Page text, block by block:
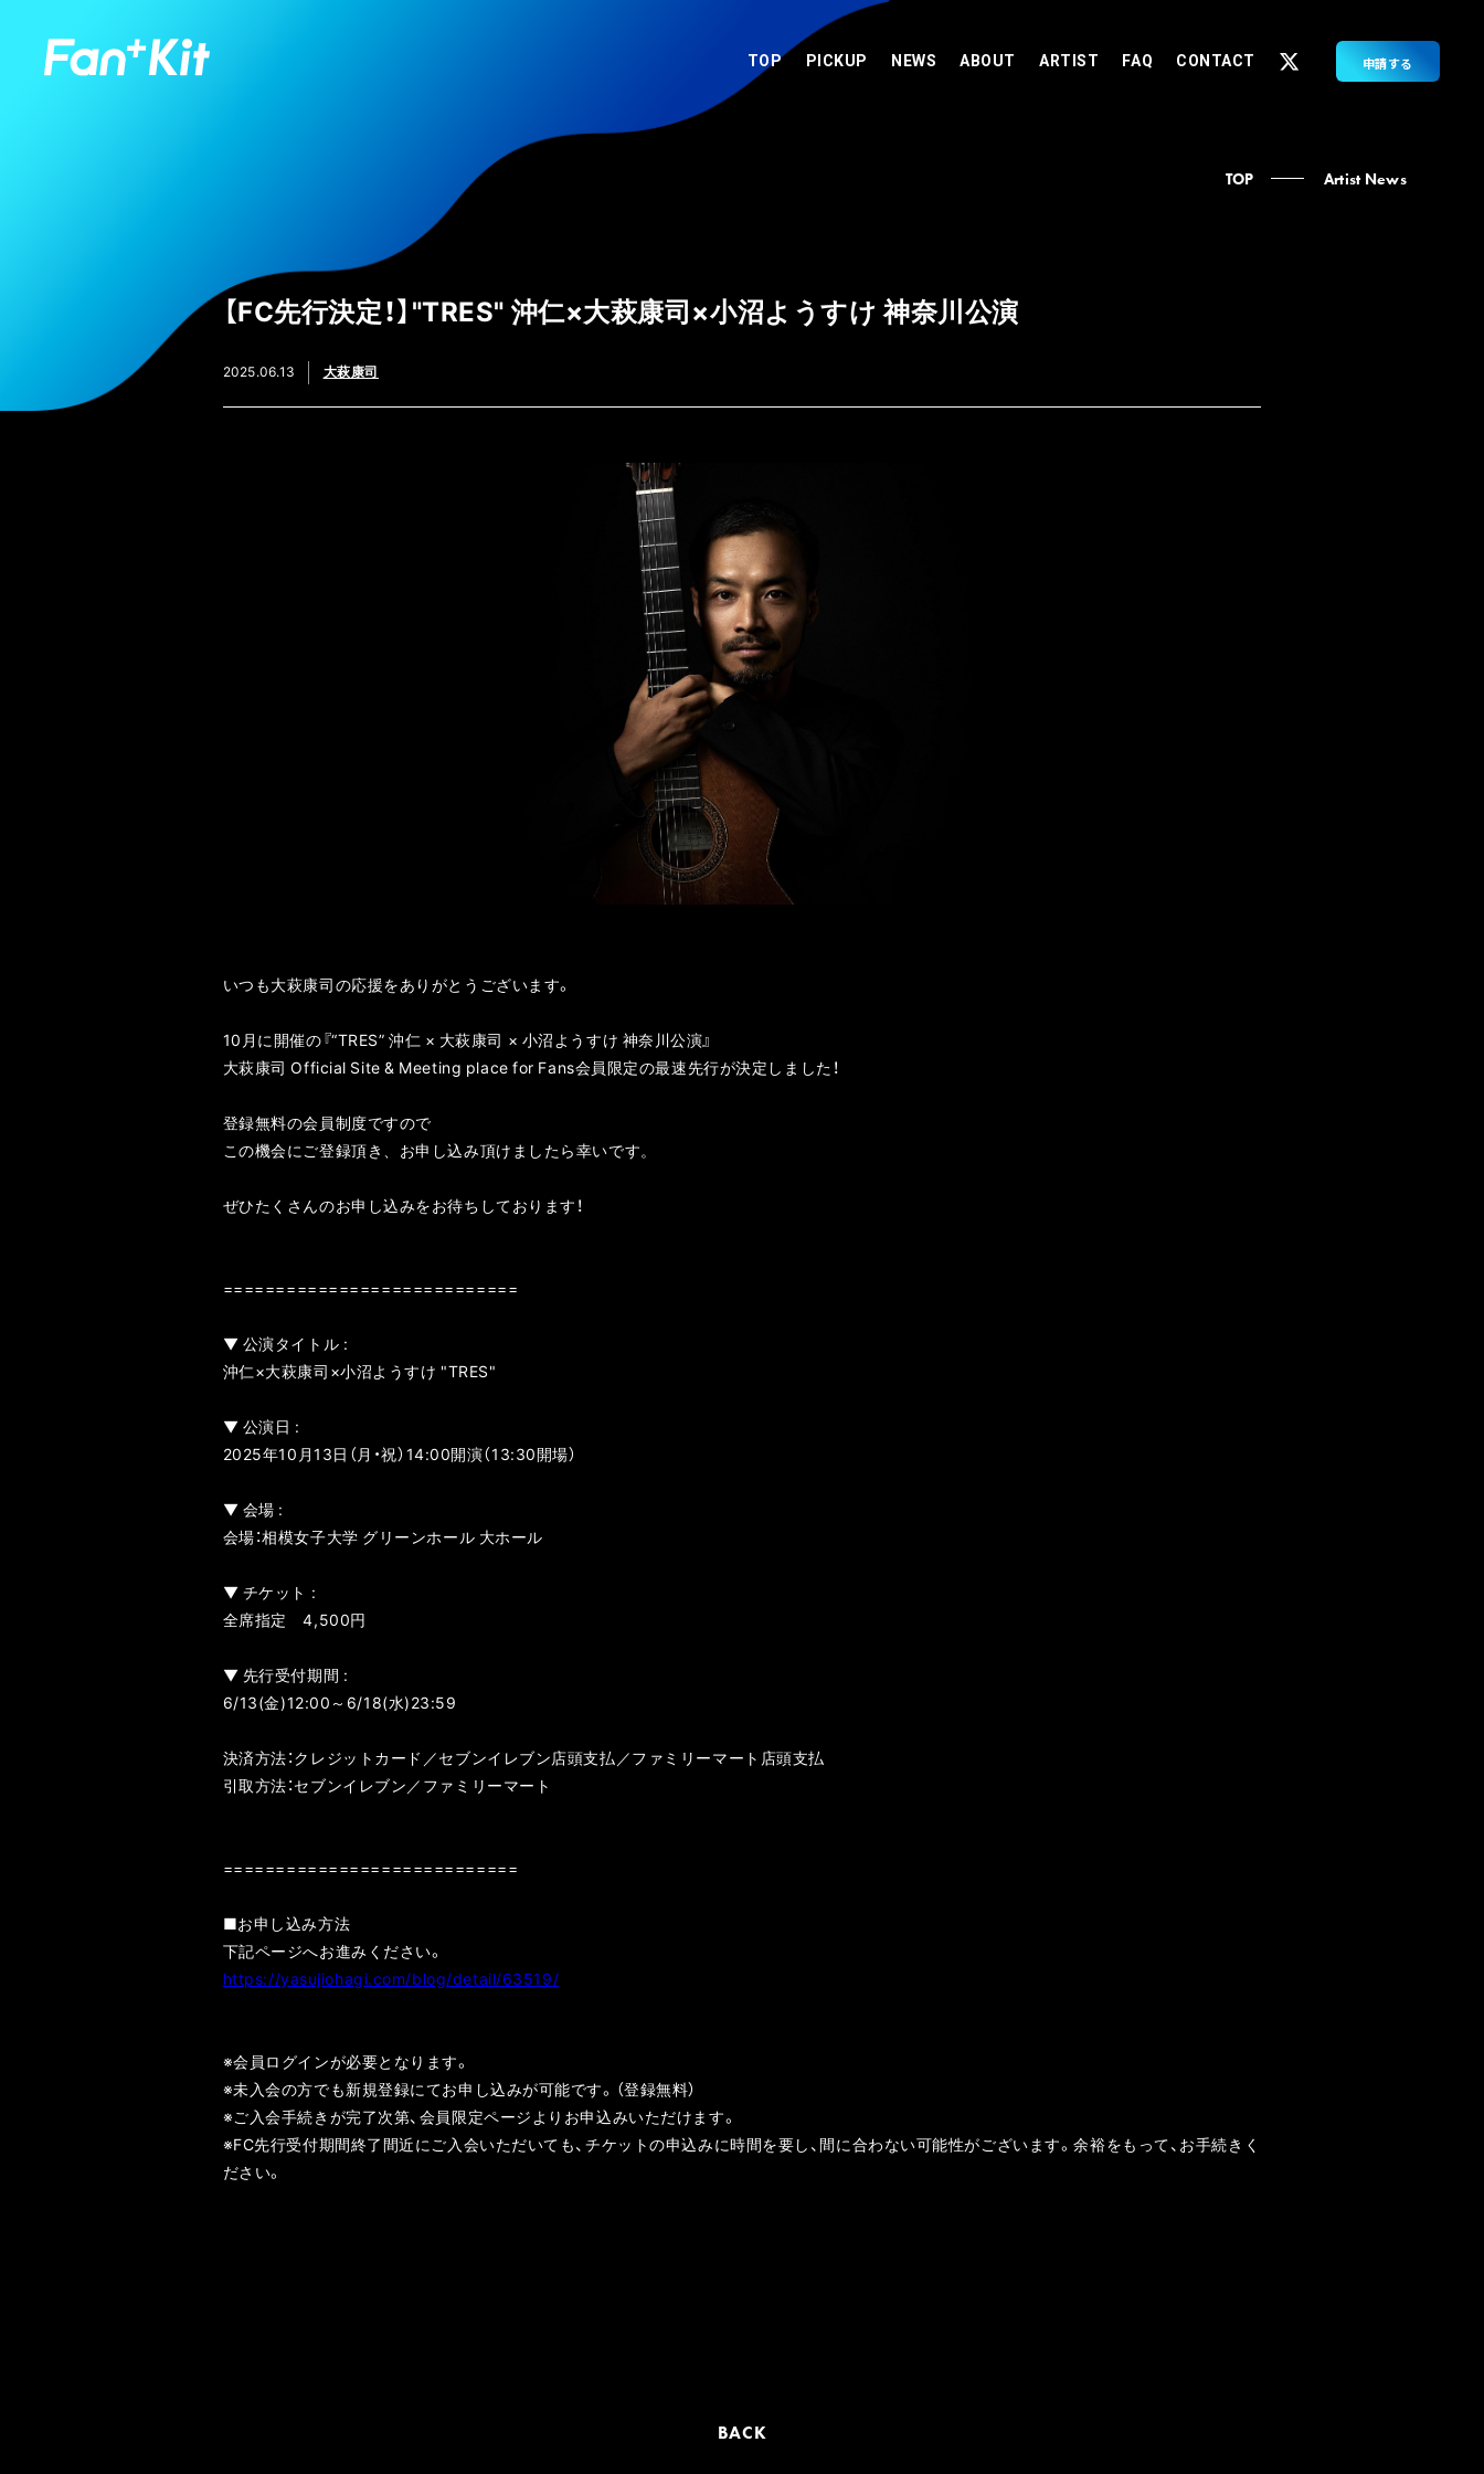
TOP PICKUP NEWS ABOUT ARTIST FAQ CONTACT 申請する
TOP Artist News
【FC先行決定！】"TRES" 沖仁×大萩康司×小沼ようすけ 神奈川公演
2025.06.13 大萩康司
いつも大萩康司の応援をありがとうございます。
10月に開催の『“TRES” 沖仁 × 大萩康司 × 小沼ようすけ 神奈川公演』
大萩康司 Official Site & Meeting place for Fans会員限定の最速先行が決定しました！
登録無料の会員制度ですので
この機会にご登録頂き、お申し込み頂けましたら幸いです。
ぜひたくさんのお申し込みをお待ちしております！
============================
▼ 公演タイトル :
沖仁×大萩康司×小沼ようすけ "TRES"
▼ 公演日 :
2025年10月13日（月・祝）14:00開演（13:30開場）
▼ 会場 :
会場：相模女子大学 グリーンホール 大ホール
▼ チケット :
全席指定 4,500円
▼ 先行受付期間 :
6/13(金)12:00～6/18(水)23:59
決済方法：クレジットカード／セブンイレブン店頭支払／ファミリーマート店頭支払
引取方法：セブンイレブン／ファミリーマート
============================
■お申し込み方法
下記ページへお進みください。
https://yasujiohagi.com/blog/detail/63519/
※会員ログインが必要となります。
※未入会の方でも新規登録にてお申し込みが可能です。（登録無料）
※ご入会手続きが完了次第、会員限定ページよりお申込みいただけます。
※FC先行受付期間終了間近にご入会いただいても、チケットの申込みに時間を要し、間に合わない可能性がございます。余裕をもって、お手続きく
ださい。
BACK